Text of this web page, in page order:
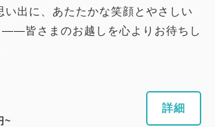
詳細 今すぐ予約
い出に、あたたかな笑顔とやさしい
――皆さまのお越しを心よりお待ちし
~
詳細